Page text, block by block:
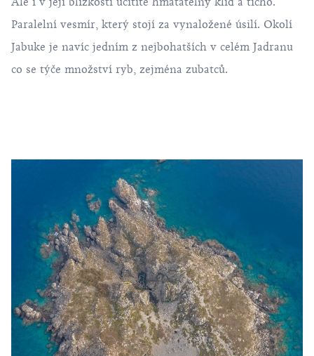
Paralelní vesmír, který stojí za vynaložené úsilí. Okolí
Jabuke je navíc jedním z nejbohatších v celém Jadranu
co se týče množství ryb, zejména zubatců.